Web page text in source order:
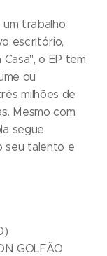
um trabalho
escritório,
o EP tem
ou
milhões de
Mesmo com
segue
seu talento e
GOLFÃO